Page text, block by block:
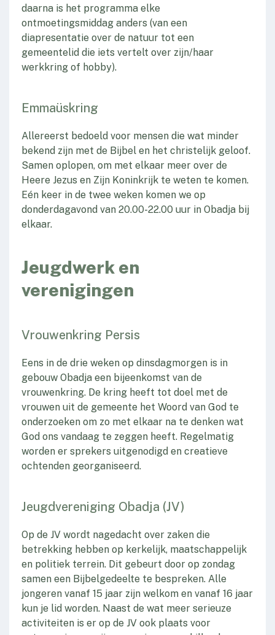
daarna is het programma elke
ontmoetingsmiddag anders (van een
diapresentatie over de natuur tot een
gemeentelid die iets vertelt over zijn/haar
werkkring of hobby).
Emmaüskring
Allereerst bedoeld voor mensen die wat minder
bekend zijn met de Bijbel en het christelijk geloof.
Samen oplopen, om met elkaar meer over de
Heere Jezus en Zijn Koninkrijk te weten te komen.
Eén keer in de twee weken komen we op
donderdagavond van 20.00-22.00 uur in Obadja bij
elkaar.
Jeugdwerk en
verenigingen
Vrouwenkring Persis
Eens in de drie weken op dinsdagmorgen is in
gebouw Obadja een bijeenkomst van de
vrouwenkring. De kring heeft tot doel met de
vrouwen uit de gemeente het Woord van God te
onderzoeken om zo met elkaar na te denken wat
God ons vandaag te zeggen heeft. Regelmatig
worden er sprekers uitgenodigd en creatieve
ochtenden georganiseerd.
Jeugdvereniging Obadja (JV)
Op de JV wordt nagedacht over zaken die
betrekking hebben op kerkelijk, maatschappelijk
en politiek terrein. Dit gebeurt door op zondag
samen een Bijbelgedeelte te bespreken. Alle
jongeren vanaf 15 jaar zijn welkom en vanaf 16 jaar
kun je lid worden. Naast de wat meer serieuze
activiteiten is er op de JV ook plaats voor